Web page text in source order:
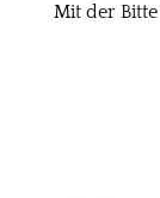
Mit der